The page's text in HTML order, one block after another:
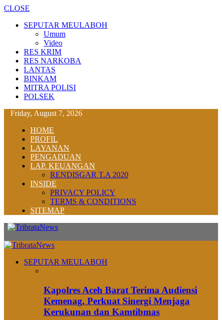
CLOSE
SEPUTAR MEULABOH
Umum
Video
RES KRIM
RES NARKOBA
LANTAS
BINKAM
MITRA POLISI
POLSEK
Friday, August 7, 2026
HOME
PROFIL
LAYANAN
PENGADUAN
LAP. KEUANGAN
RENDISGAR T.A 2020
INSIDE
PRIVACY POLICY
TERMS & CONDITIONS
SITEMAP
SEPUTAR MEULABOH
Kapolres Aceh Barat Terima Audiensi
Kemenag, Perkuat Sinergi Menjaga
Kerukunan dan Kamtibmas